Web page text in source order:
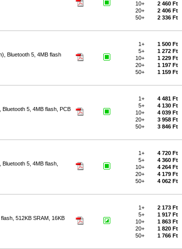
10+
2 460 Ft
20+
2 406 Ft
50+
2 336 Ft
Bluetooth 5, 4MB flash
1+
1 500 Ft
5+
1 272 Ft
10+
1 229 Ft
20+
1 197 Ft
50+
1 159 Ft
5, 4MB flash, PCB
1+
4 481 Ft
5+
4 130 Ft
10+
4 039 Ft
20+
3 958 Ft
50+
3 846 Ft
5, 4MB flash,
1+
4 720 Ft
5+
4 360 Ft
10+
4 264 Ft
20+
4 179 Ft
50+
4 062 Ft
512KB SRAM, 16KB
1+
2 173 Ft
5+
1 917 Ft
10+
1 863 Ft
20+
1 820 Ft
50+
1 766 Ft